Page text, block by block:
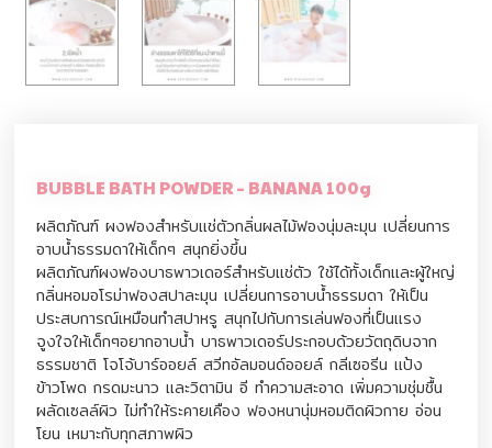
BUBBLE BATH POWDER – BANANA 100g
ผลิตภัณฑ์ ผงฟองสำหรับแช่ตัวกลิ่นผลไม้ฟองนุ่มละมุน เปลี่ยนการ
อาบน้ำธรรมดาให้เด็กๆ สนุกยิ่งขึ้น
ผลิตภัณฑ์ผงฟองบาธพาวเดอร์สำหรับแช่ตัว ใช้ได้ทั้งเด็กและผู้ใหญ่
กลิ่นหอมอโรม่าฟองสปาละมุน เปลี่ยนการอาบน้ำธรรมดา ให้เป็น
ประสบการณ์เหมือนทำสปาหรู สนุกไปกับการเล่นฟองที่เป็นแรง
จูงใจให้เด็กๆอยากอาบน้ำ บาธพาวเดอร์ประกอบด้วยวัตถุดิบจาก
ธรรมชาติ โจโจ้บาร์ออยล์ สวีทอัลมอนด์ออยล์ กลีเซอรีน แป้ง
ข้าวโพด กรดมะนาว และวิตามิน อี ทำความสะอาด เพิ่มความชุ่มชื้น
ผลัดเซลล์ผิว ไม่ทำให้ระคายเคือง ฟองหนานุ่มหอมติดผิวกาย อ่อน
โยน เหมาะกับทุกสภาพผิว